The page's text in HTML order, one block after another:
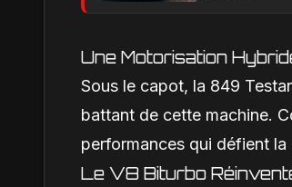
Une Motorisation
Sous le capot, la 849
battant de cette machine.
performances qui défient la
Le V8 Biturbo